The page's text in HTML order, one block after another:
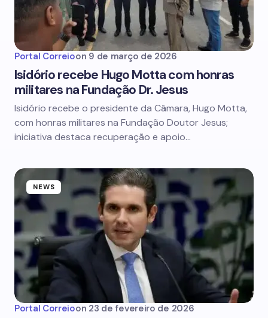
Portal Correioon 9 de março de 2026
Isidório recebe Hugo Motta com honras
militares na Fundação Dr. Jesus
Isidório recebe o presidente da Câmara, Hugo Motta,
com honras militares na Fundação Doutor Jesus;
iniciativa destaca recuperação e apoio…
NEWS
Portal Correioon 23 de fevereiro de 2026